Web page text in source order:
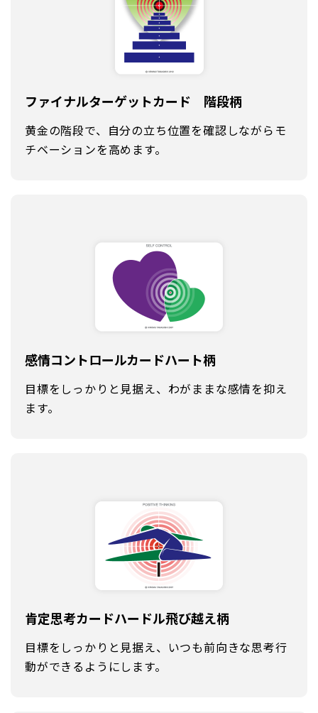
ファイナルターゲットカード 階段柄
黄金の階段で、自分の立ち位置を確認しながらモ
チベーションを高めます。
感情コントロールカードハート柄
目標をしっかりと見据え、わがままな感情を抑え
ます。
肯定思考カードハードル飛び越え柄
目標をしっかりと見据え、いつも前向きな思考行
動ができるようにします。